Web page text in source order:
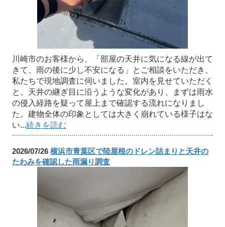
川崎市のお客様から、「部屋の天井に気になる線が出て
きて、雨の後に少し不安になる」とご相談をいただき、
私たちで現地調査に伺いました。室内を見せていただく
と、天井の継ぎ目に沿うような変化があり、まずは雨水
の侵入経路を疑って屋上まで確認する流れになりまし
た。建物全体の印象としては大きく崩れている様子はな
い...続きを読む
2026/07/26 横浜市青葉区で陸屋根のドレン詰まりと天井の
たわみを確認した雨漏り調査